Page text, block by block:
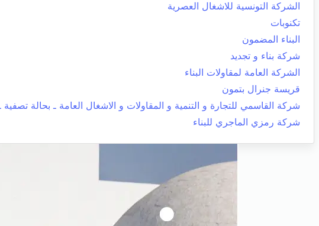
الشركة التونسية للاشغال العصرية
تكنوبات
البناء المضمون
شركة بناء و تجديد
الشركة العامة لمقاولات البناء
قريسة جنرال بتمون
شركة القاسمي للتجارة و التنمية و المقاولات و الاشغال العامة ـ بحالة تصفية
شركة رمزي الماجري للبناء